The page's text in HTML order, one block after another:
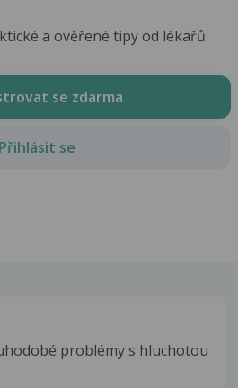
a ověřené tipy od lékařů.
se zdarma
Přihlásit se
problémy s hluchotou